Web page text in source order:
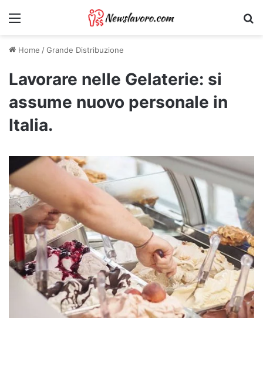
Menu
Home /Grande Distribuzione
Lavorare nelle Gelaterie: si
assume nuovo personale in
Italia.